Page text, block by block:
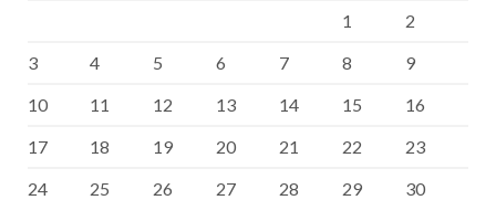
1
2
3
4 5 6 7 8
9
10
11 12 13 14 15
16
17
18 19 20 21 22
23
24
25 26 27 28 29
30